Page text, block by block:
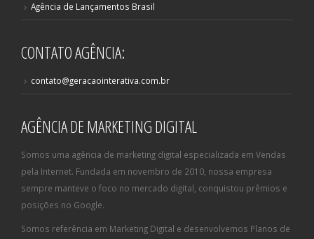
Agência de Lançamentos Brasil
CONTATO AGÊNCIA:
contato@geracaointerativa.com.br
AGÊNCIA DE MARKETING DIGITAL
Somos uma agência de marketing digital especializada em Vendas
pela Internet. Fundada em novembro de 2010, nossa empresa
sempre manteve o foco no mercado digital, conquistou prêmios e
posições no Google.
Somos referência em Marketing Digital e desenvolvemos Planos de